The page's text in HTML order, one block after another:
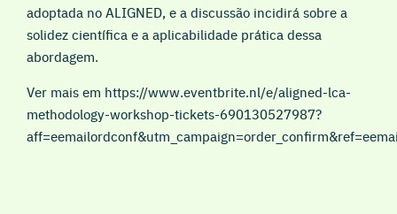
adoptada no ALIGNED, e a discussão incidirá sobre a
solidez científica e a aplicabilidade prática dessa
abordagem.
Ver mais em https://www.eventbrite.nl/e/aligned-lca-
methodology-workshop-tickets-690130527987?